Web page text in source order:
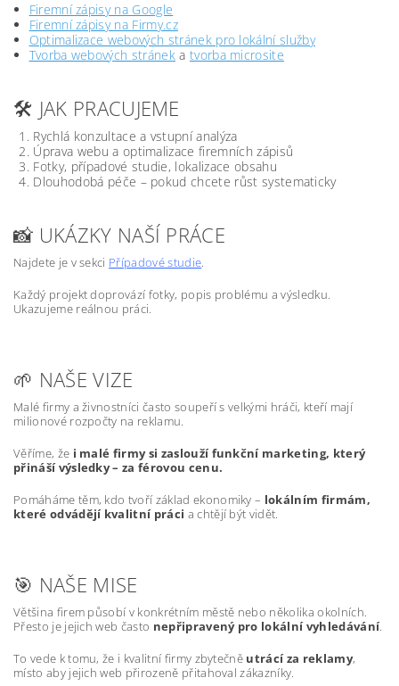
Firemní zápisy na Google
Firemní zápisy na Firmy.cz
Optimalizace webových stránek pro lokální služby
Tvorba webových stráneka tvorba microsite
🛠️ JAK PRACUJEME
Rychlá konzultace a vstupní analýza
Úprava webu a optimalizace firemních zápisů
Fotky, případové studie, lokalizace obsahu
Dlouhodobá péče – pokud chcete růst systematicky
📸 UKÁZKY NAŠÍ PRÁCE
Najdete je v sekci Případové studie.
Každý projekt doprovází fotky, popis problému a výsledku.
Ukazujeme reálnou práci.
🌱 NAŠE VIZE
Malé firmy a živnostníci často soupeří s velkými hráči, kteří mají
milionové rozpočty na reklamu.
Věříme, že i malé firmy si zaslouží funkční marketing, který
přináší výsledky – za férovou cenu.
Pomáháme těm, kdo tvoří základ ekonomiky – lokálním firmám,
které odvádějí kvalitní práci a chtějí být vidět.
🎯 NAŠE MISE
Většina firem působí v konkrétním městě nebo několika okolních.
Přesto je jejich web často nepřipravený pro lokální vyhledávání.
To vede k tomu, že i kvalitní firmy zbytečně utrácí za reklamy,
místo aby jejich web přirozeně přitahoval zákazníky.